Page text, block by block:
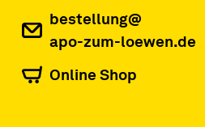
bestellung@
apo-zum-loewen.de
Online Shop